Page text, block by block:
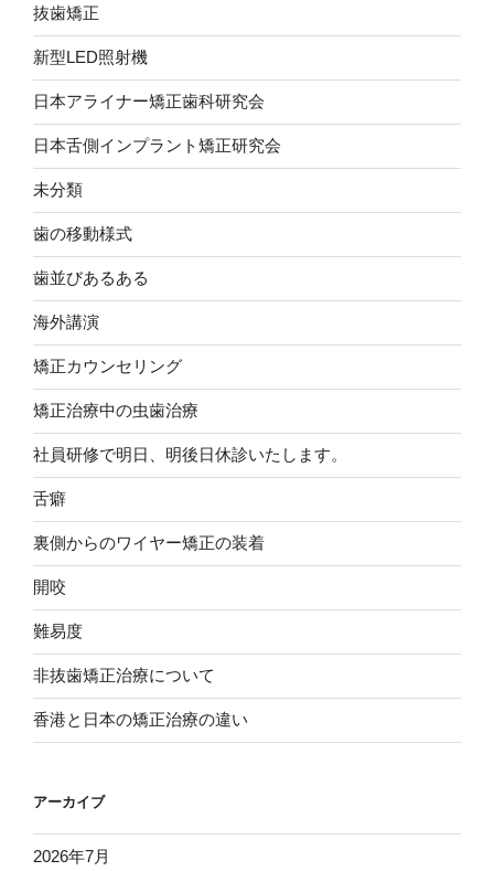
抜歯矯正
新型LED照射機
日本アライナー矯正歯科研究会
日本舌側インプラント矯正研究会
未分類
歯の移動様式
歯並びあるある
海外講演
矯正カウンセリング
矯正治療中の虫歯治療
社員研修で明日、明後日休診いたします。
舌癖
裏側からのワイヤー矯正の装着
開咬
難易度
非抜歯矯正治療について
香港と日本の矯正治療の違い
アーカイブ
2026年7月